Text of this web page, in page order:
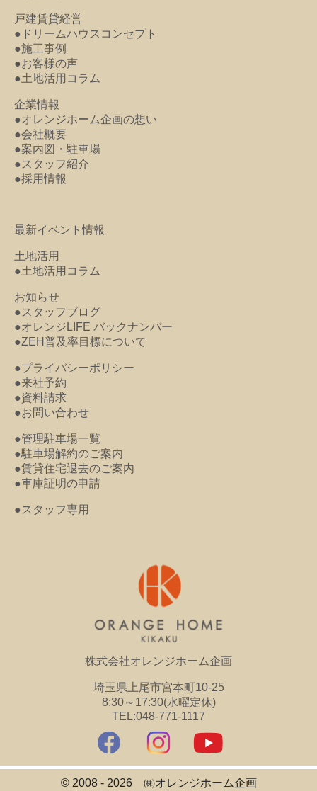
戸建賃貸経営
●ドリームハウスコンセプト
●施工事例
●お客様の声
●土地活用コラム
企業情報
●オレンジホーム企画の想い
●会社概要
●案内図・駐車場
●スタッフ紹介
●採用情報
最新イベント情報
土地活用
●土地活用コラム
お知らせ
●スタッフブログ
●オレンジLIFE バックナンバー
●ZEH普及率目標について
●プライバシーポリシー
●来社予約
●資料請求
●お問い合わせ
●管理駐車場一覧
●駐車場解約のご案内
●賃貸住宅退去のご案内
●車庫証明の申請
●スタッフ専用
株式会社オレンジホーム企画
埼玉県上尾市宮本町10-25
8:30～17:30(水曜定休)
TEL:048-771-1117
© 2008 - 2026 ㈱オレンジホーム企画